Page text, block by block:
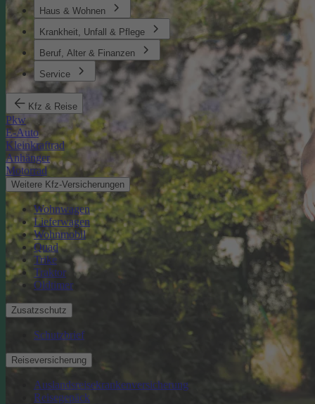
Haus & Wohnen
Krankheit, Unfall & Pflege
Beruf, Alter & Finanzen
Service
Kfz & Reise
Pkw
E-Auto
Kleinkraftrad
Anhänger
Motorrad
Weitere Kfz-Versicherungen
Wohnwagen
Lieferwagen
Wohnmobil
Quad
Trike
Traktor
Oldtimer
Zusatzschutz
Schutzbrief
Reiseversicherung
Auslandsreisekrankenversicherung
Reisegepäck